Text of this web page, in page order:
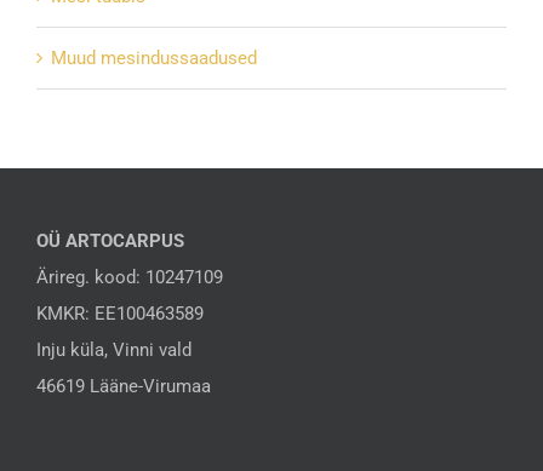
Muud mesindussaadused
OÜ ARTOCARPUS
Ärireg. kood: 10247109
KMKR: EE100463589
Inju küla, Vinni vald
46619 Lääne-Virumaa